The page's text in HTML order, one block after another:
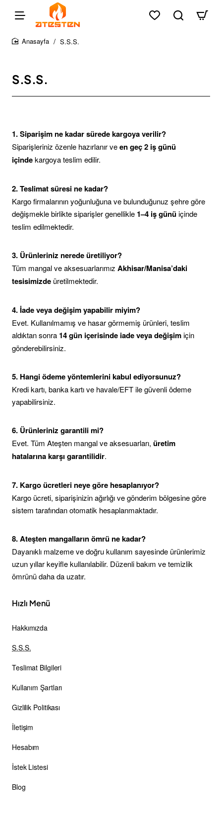
S.S.S.
S.S.S.
1. Siparişim ne kadar sürede kargoya verilir?
Siparişleriniz özenle hazırlanır veen geç 2 iş günü
içindekargoya teslim edilir.
2. Teslimat süresi ne kadar?
Kargo firmalarının yoğunluğuna ve bulunduğunuz şehre göre
değişmekle birlikte siparişler genellikle 1–4 iş günüiçinde
teslim edilmektedir.
3. Ürünleriniz nerede üretiliyor?
Tüm mangal ve aksesuarlarımız Akhisar/Manisa’daki
tesisimizde üretilmektedir.
4. İade veya değişim yapabilir miyim?
Evet. Kullanılmamış ve hasar görmemiş ürünleri, teslim
aldıktan sonra 14 gün içerisinde iade veya değişimiçin
gönderebilirsiniz.
5. Hangi ödeme yöntemlerini kabul ediyorsunuz?
Kredi kartı, banka kartı ve havale/EFT ile güvenli ödeme
yapabilirsiniz.
6. Ürünleriniz garantili mi?
Evet. Tüm Ateşten mangal ve aksesuarları, üretim
hatalarına karşı garantilidir.
7. Kargo ücretleri neye göre hesaplanıyor?
Kargo ücreti, siparişinizin ağırlığı ve gönderim bölgesine göre
sistem tarafından otomatik hesaplanmaktadır.
8. Ateşten mangalların ömrü ne kadar?
Dayanıklı malzeme ve doğru kullanım sayesinde ürünlerimiz
uzun yıllar keyifle kullanılabilir. Düzenli bakım ve temizlik
ömrünü daha da uzatır.
Hızlı Menü
Hakkımızda
S.S.S.
Teslimat Bilgileri
Kullanım Şartları
Gizlilik Politikası
İletişim
Hesabım
İstek Listesi
Blog